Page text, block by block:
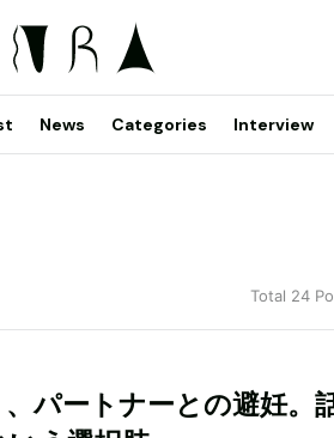
News Categories Interview
Total 24
パートナーとの避妊。